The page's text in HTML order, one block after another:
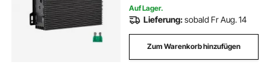
Auf Lager.
Lieferung:sobald Fr Aug. 14
Zum Warenkorb hinzufügen